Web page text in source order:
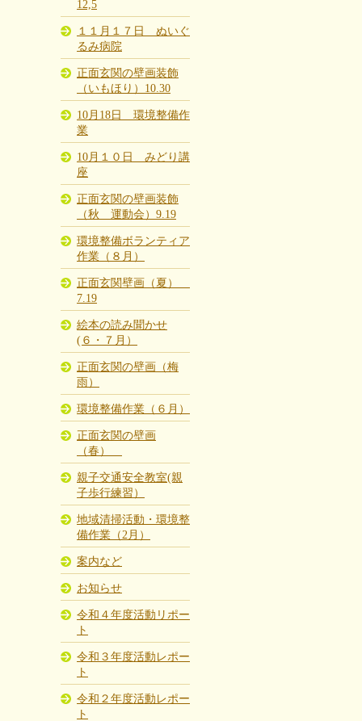
12,5
１１月１７日 ぬいぐ
るみ病院
正面玄関の壁画装飾
（いもほり）10.30
10月18日 環境整備作
業
10月１０日 みどり講
座
正面玄関の壁画装飾
（秋 運動会）9.19
環境整備ボランティア
作業（８月）
正面玄関壁画（夏）
7.19
絵本の読み聞かせ
(６・７月）
正面玄関の壁画（梅
雨）
環境整備作業（６月）
正面玄関の壁画
（春）
親子交通安全教室(親
子歩行練習）
地域清掃活動・環境整
備作業（2月）
案内など
お知らせ
令和４年度活動リポー
ト
令和３年度活動レポー
ト
令和２年度活動レポー
ト